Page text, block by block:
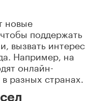
новые
поддержать
вызвать интерес
Например, на
онлайн-
разных странах.